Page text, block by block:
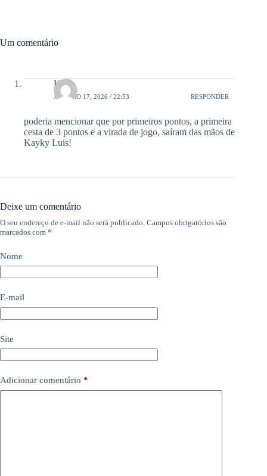
Um comentário
Keli
JANEIRO 17, 2026 / 22:53 RESPONDER
poderia mencionar que por primeiros pontos, a primeira
cesta de 3 pontos e a virada de jogo, saíram das mãos de
Kayky Luis!
Deixe um comentário
O seu endereço de e-mail não será publicado. Campos obrigatórios são
marcados com *
Nome
E-mail
Site
Adicionar comentário *